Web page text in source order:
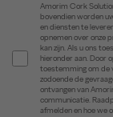
Amorim Cork
bovendien worden
en diensten te
opnemen over onze
kan zijn. Als u ons
hieronder aan. Door
toestemming om de
zodoende de
ontvangen van
communicatie.
afmelden en hoe we